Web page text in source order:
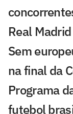
Real Madrid
Sem
na final da
Programa
futebol